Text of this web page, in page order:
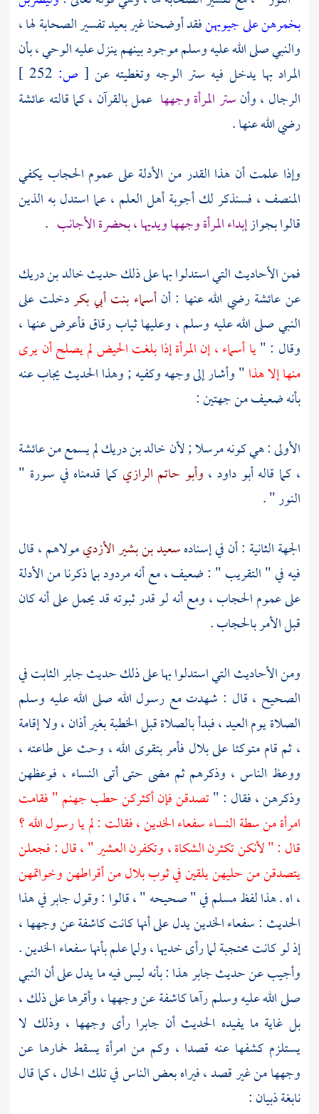
بخمرهن على جيوبهنفقد أوضحنا غير بعيد تفسير الصحابة لها ،
والنبي صلى الله عليه وسلم موجود بينهم ينزل عليه الوحي ، بأن
المراد بها يدخل فيه ستر الوجه وتغطيته عن [ ص:
الرجال ، وأنستر المرأة وجهها عمل بالقرآن ، كما قالتهعائشة
رضي الله عنها .
وإذا علمت أن هذا القدر من الأدلة على عموم الحجاب يكفي
المنصف ، فسنذكر لك أجوبة أهل العلم ، عما استدل به الذين
قالوا بجوازإبداء المرأة وجهها ويديها ، بحضرة الأجانب .
فمن الأحاديث التي استدلوا بها على ذلك حديثخالد بن دريك
عنعائشةرضي الله عنها : أنأسماء بنت أبي بكردخلت على
النبي صلى الله عليه وسلم ، وعليها ثياب رقاق فأعرض عنها ،
وقال : "ياأسماء، إن المرأة إذا بلغت الحيض لم يصلح أن يرى
منها إلا هذا" وأشار إلى وجهه وكفيه ; وهذا الحديث يجاب عنه
بأنه ضعيف من جهتين :
الأولى : هي كونه مرسلا ; لأنخالد بن دريكلم يسمع منعائشة
، كما قالهأبو داود ، وأبو حاتم الرازيكما قدمناه في سورة "
النور " .
الجهة الثانية : أن في إسنادهسعيد بن بشير الأزديمولاهم ، قال
فيه في " التقريب " : ضعيف ، مع أنه مردود بما ذكرنا من الأدلة
على عموم الحجاب ، ومع أنه لو قدر ثبوته قد يحمل على أنه كان
قبل الأمر بالحجاب .
ومن الأحاديث التي استدلوا بها على ذلك حديثجابرالثابت في
الصحيح ، قال : شهدت مع رسول الله صلى الله عليه وسلم
الصلاة يوم العيد ، فبدأ بالصلاة قبل الخطبة بغير أذان ، ولا إقامة
، ثم قام متوكئا علىبلال فأمر بتقوى الله ، وحث على طاعته ،
ووعظ الناس ، وذكرهم ثم مضى حتى أتى النساء ، فوعظهن
وذكرهن ، فقال : "تصدقن فإن أكثركن حطب جهنم " فقامت
امرأة من سطة النساء سفعاء الخدين ، فقالت : لم يا رسول الله ؟
قال : " لأنكن تكثرن الشكاة ، وتكفرن العشير " ، قال : فجعلن
يتصدقن من حليهن يلقين في ثوببلالمن أقراطهن وخواتمهن
، اه . هذا لفظمسلمفي " صحيحه " ، قالوا : وقولجابرفي هذا
الحديث : سفعاء الخدين يدل على أنها كانت كاشفة عن وجهها ،
إذ لو كانت محتجبة لما رأى خديها ، ولما علم بأنها سفعاء الخدين .
وأجيب عن حديثجابرهذا : بأنه ليس فيه ما يدل على أن النبي
صلى الله عليه وسلم رآها كاشفة عن وجهها ، وأقرها على ذلك ،
بل غاية ما يفيده الحديث أن جابرارأى وجهها ، وذلك لا
يستلزم كشفها عنه قصدا ، وكم من امرأة يسقط خمارها عن
وجهها من غير قصد ، فيراه بعض الناس في تلك الحال ، كما قال
نابغة ذبيان: